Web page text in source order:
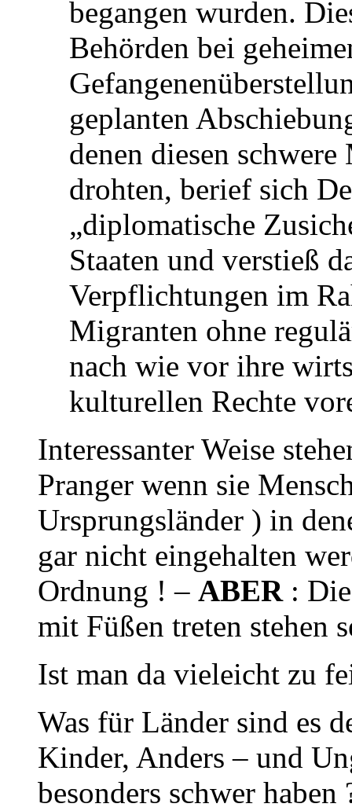
begangen wurden.
Behörden bei
geplanten
denen diesen
drohten, berief sich
„diplomatische
Staaten und verstieß
Verpflichtungen im
Migranten ohne
nach wie vor ihre
kulturellen Rechte
Interessanter Weise
Pranger wenn sie
Ursprungsländer ) in
gar nicht eingehalten
Ordnung ! – ABER: Die
mit Füßen treten stehen
Ist man da vieleicht zu
Was für Länder sind es
Kinder, Anders – und
besonders schwer haben